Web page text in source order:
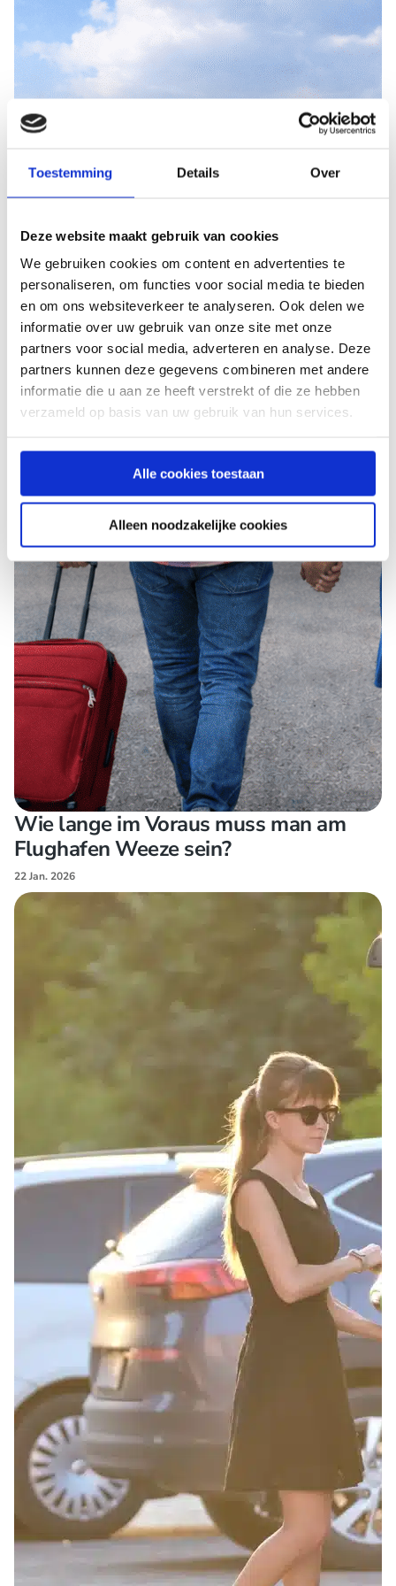
Toestemming Details Over
Deze website maakt gebruik van cookies
We gebruiken cookies om content en advertenties te
personaliseren, om functies voor social media te bieden
en om ons websiteverkeer te analyseren. Ook delen we
informatie over uw gebruik van onze site met onze
partners voor social media, adverteren en analyse. Deze
partners kunnen deze gegevens combineren met andere
informatie die u aan ze heeft verstrekt of die ze hebben
verzameld op basis van uw gebruik van hun services.
Alle cookies toestaan
Alleen noodzakelijke cookies
erstatten wir Ihnen den Betrag innerhalb von
2 Werktagen.
Wie lange im Voraus muss man am
Flughafen Weeze sein?
22 Jan. 2026